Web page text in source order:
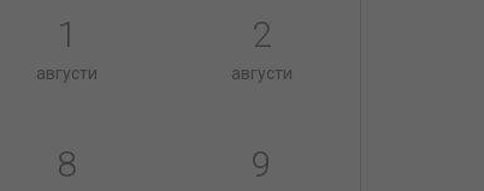
1
августи
2
августи
8 9